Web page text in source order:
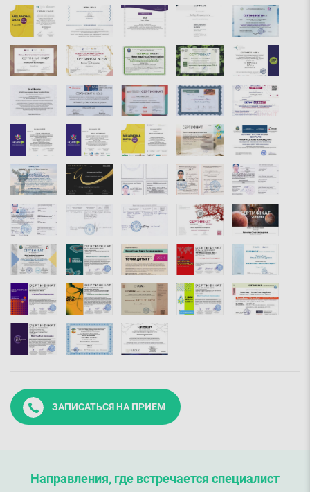
ЗАПИСАТЬСЯ НА ПРИЕМ
Направления, где встречается специалист